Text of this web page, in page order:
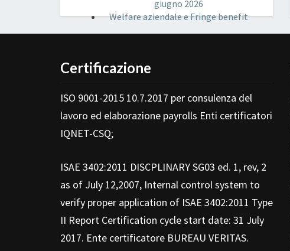
giugno 2026
Welfare aziendale e Fringe benefit
Certificazione
ISO 9001-2015 10.7.2017 per consulenza del
lavoro ed elaborazione payrolls Enti certificatori
IQNET-CSQ;
ISAE 3402:2011 DISCPLINARY SG03 ed. 1, rev, 2
as of July 12,2007, Internal control system to
verify proper application of ISAE 3402:2011 Type
II Report Certification cycle start date: 31 July
2017. Ente certificatore BUREAU VERITAS.